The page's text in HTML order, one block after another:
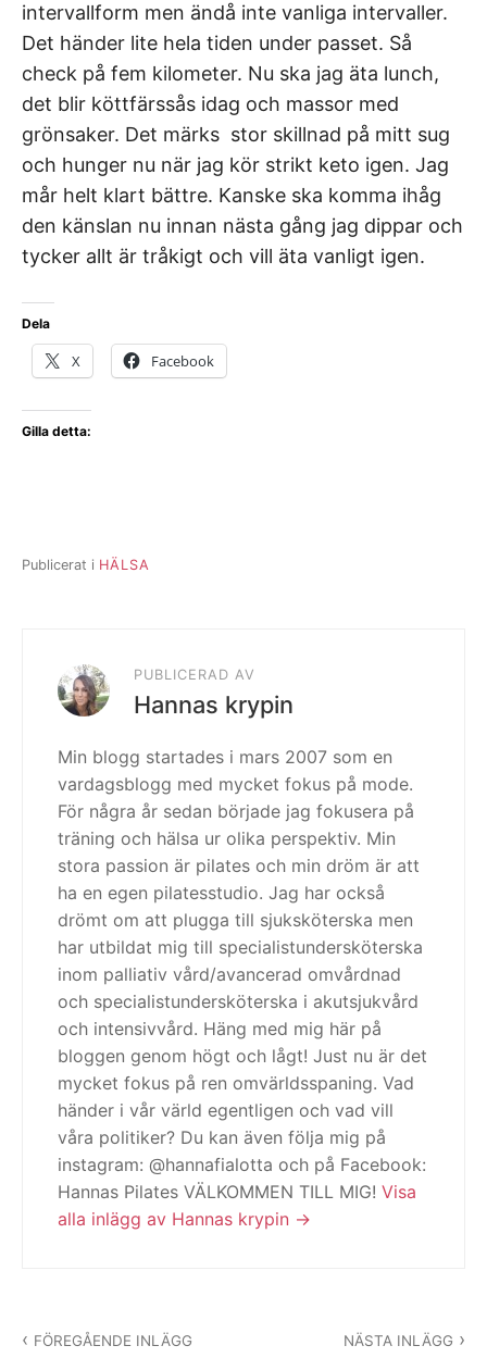
intervallform men ändå inte vanliga intervaller.
Det händer lite hela tiden under passet. Så
check på fem kilometer. Nu ska jag äta lunch,
det blir köttfärssås idag och massor med
grönsaker. Det märks stor skillnad på mitt sug
och hunger nu när jag kör strikt keto igen. Jag
mår helt klart bättre. Kanske ska komma ihåg
den känslan nu innan nästa gång jag dippar och
tycker allt är tråkigt och vill äta vanligt igen.
Dela
X Facebook
Gilla detta:
Publicerat i HÄLSA
PUBLICERAD AV
Hannas krypin
Min blogg startades i mars 2007 som en
vardagsblogg med mycket fokus på mode.
För några år sedan började jag fokusera på
träning och hälsa ur olika perspektiv. Min
stora passion är pilates och min dröm är att
ha en egen pilatesstudio. Jag har också
drömt om att plugga till sjuksköterska men
har utbildat mig till specialistundersköterska
inom palliativ vård/avancerad omvårdnad
och specialistundersköterska i akutsjukvård
och intensivvård. Häng med mig här på
bloggen genom högt och lågt! Just nu är det
mycket fokus på ren omvärldsspaning. Vad
händer i vår värld egentligen och vad vill
våra politiker? Du kan även följa mig på
instagram: @hannafialotta och på Facebook:
Hannas Pilates VÄLKOMMEN TILL MIG! Visa
alla inlägg av Hannas krypin
FÖREGÅENDE INLÄGG NÄSTA INLÄGG